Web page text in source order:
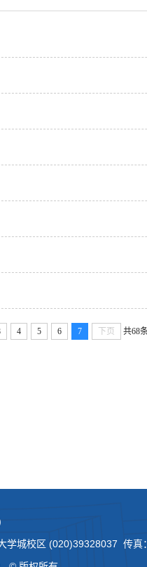
4 5 6 7 下页 共68
学城校区 (020)39328037 传真